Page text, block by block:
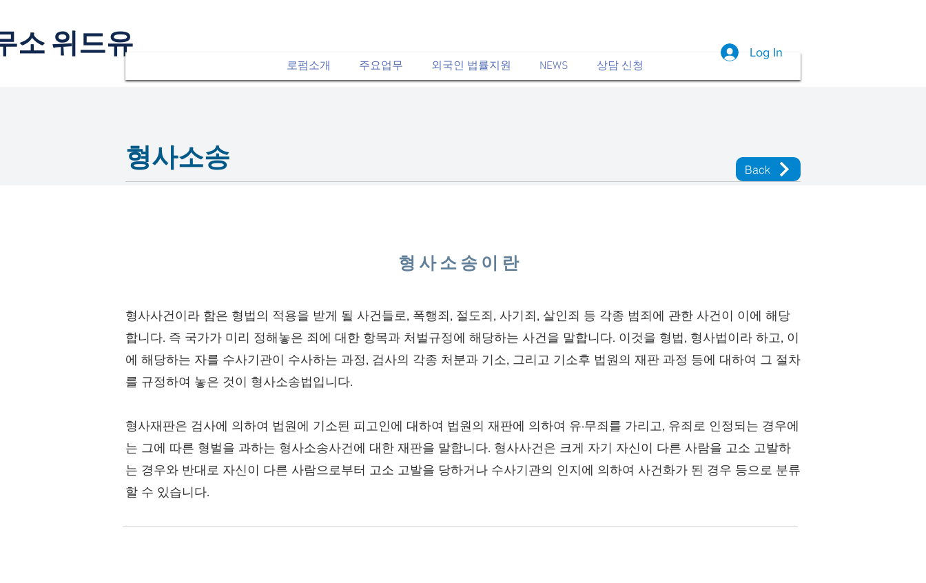
소 위드유
로펌소개 주요업무 외국인 법률지원 NEWS 상담 신청
Log In
​형사소송 Back
형사소송이란
형사사건이라 함은 형법의 적용을 받게 될 사건들로, 폭행죄, 절도죄, 사기죄, 살인죄 등 각종 범죄에 관한 사건이 이에 해당
합니다. 즉 국가가 미리 정해놓은 죄에 대한 항목과 처벌규정에 해당하는 사건을 말합니다. 이것을 형법, 형사법이라 하고, 이
에 해당하는 자를 수사기관이 수사하는 과정, 검사의 각종 처분과 기소, 그리고 기소후 법원의 재판 과정 등에 대하여 그 절차
를 규정하여 놓은 것이 형사소송법입니다.
형사재판은 검사에 의하여 법원에 기소된 피고인에 대하여 법원의 재판에 의하여 유·무죄를 가리고, 유죄로 인정되는 경우에
는 그에 따른 형벌을 과하는 형사소송사건에 대한 재판을 말합니다. 형사사건은 크게 자기 자신이 다른 사람을 고소 고발하
는 경우와 반대로 자신이 다른 사람으로부터 고소 고발을 당하거나 수사기관의 인지에 의하여 사건화가 된 경우 등으로 분류
할 수 있습니다.